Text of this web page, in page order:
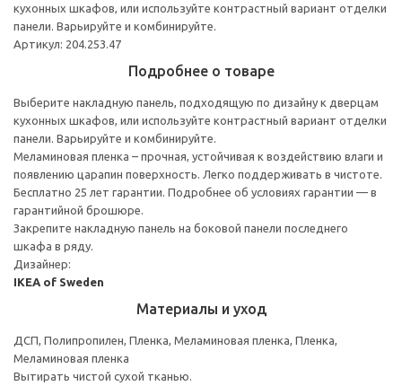
кухонных шкафов, или используйте контрастный вариант отделки
панели. Варьируйте и комбинируйте.
Артикул: 204.253.47
Подробнее о товаре
Выберите накладную панель, подходящую по дизайну к дверцам
кухонных шкафов, или используйте контрастный вариант отделки
панели. Варьируйте и комбинируйте.
Меламиновая пленка – прочная, устойчивая к воздействию влаги и
появлению царапин поверхность. Легко поддерживать в чистоте.
Бесплатно 25 лет гарантии. Подробнее об условиях гарантии — в
гарантийной брошюре.
Закрепите накладную панель на боковой панели последнего
шкафа в ряду.
Дизайнер:
IKEA of Sweden
Материалы и уход
ДСП, Полипропилен, Пленка, Меламиновая пленка, Пленка,
Меламиновая пленка
Вытирать чистой сухой тканью.